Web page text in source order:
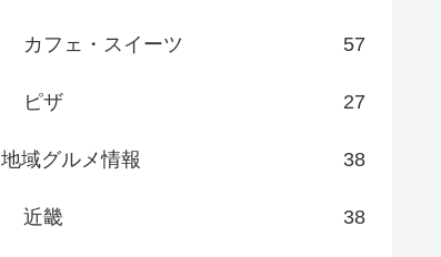
カフェ・スイーツ 57
ピザ 27
地域グルメ情報 38
近畿 38